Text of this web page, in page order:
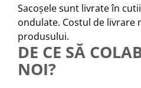
Sacoșele sunt livrate în
ondulate. Costul de livrare
produsului.
DE CE SĂ
NOI?